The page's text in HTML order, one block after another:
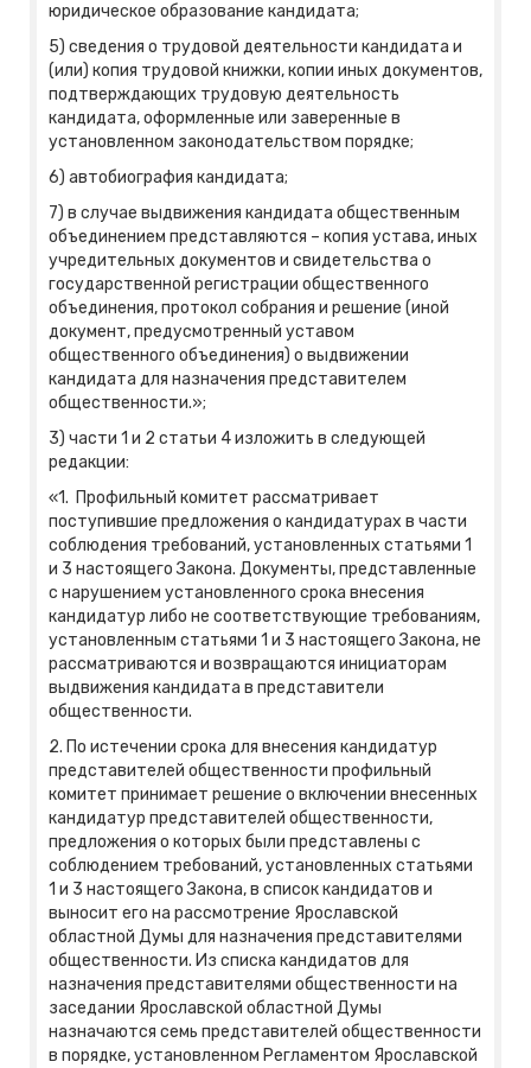
юридическое образование кандидата;
5) сведения о трудовой деятельности кандидата и
(или) копия трудовой книжки, копии иных документов,
подтверждающих трудовую деятельность
кандидата, оформленные или заверенные в
установленном законодательством порядке;
6) автобиография кандидата;
7) в случае выдвижения кандидата общественным
объединением представляются – копия устава, иных
учредительных документов и свидетельства о
государственной регистрации общественного
объединения, протокол собрания и решение (иной
документ, предусмотренный уставом
общественного объединения) о выдвижении
кандидата для назначения представителем
общественности.»;
3) части 1 и 2 статьи 4 изложить в следующей
редакции:
«1. Профильный комитет рассматривает
поступившие предложения о кандидатурах в части
соблюдения требований, установленных статьями 1
и 3 настоящего Закона. Документы, представленные
с нарушением установленного срока внесения
кандидатур либо не соответствующие требованиям,
установленным статьями 1 и 3 настоящего Закона, не
рассматриваются и возвращаются инициаторам
выдвижения кандидата в представители
общественности.
2. По истечении срока для внесения кандидатур
представителей общественности профильный
комитет принимает решение о включении внесенных
кандидатур представителей общественности,
предложения о которых были представлены с
соблюдением требований, установленных статьями
1 и 3 настоящего Закона, в список кандидатов и
выносит его на рассмотрение Ярославской
областной Думы для назначения представителями
общественности. Из списка кандидатов для
назначения представителями общественности на
заседании Ярославской областной Думы
назначаются семь представителей общественности
в порядке, установленном Регламентом Ярославской